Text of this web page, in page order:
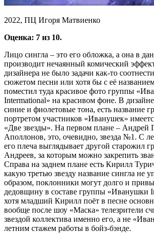
2022, ПЦ Игоря Матвиенко
Оценка: 7 из 10.
Лицо сингла – это его обложка, а она в
производит нечаянный комический
дизайнера не было задачи как-то
сюжетом песни или хотя бы с её
поместил туда красивое фото группы
Intermational» на красивом фоне. В
синие и фиолетовые тона, есть название
портретом участников «Иванушек»
«Две звезды». На первом плане – Андрей
Аполлонов, это, очевидно, звезда №1. С
его плеча выглядывает другой старожил
Андреев, за которым можно закрепить
Справа на заднем плане есть Кирилл
какую третью звезду название сингла не
образом, поклонники могут долго и
дедовщину в составе группы «Иванушки
хотя младший Кирилл поёт в песне
вообще после шоу «Маска» телезрители
звездой коллектива именно его, а не
летним стажем работы в бойз-бэнде.